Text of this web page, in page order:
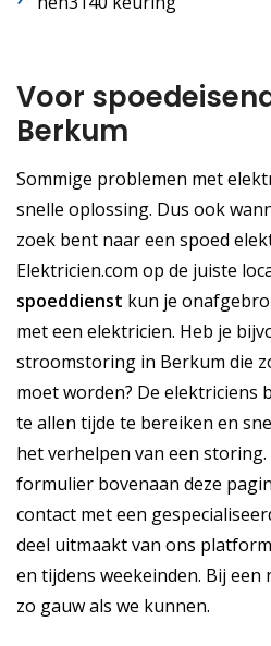
Voor
Berkum
Sommige problemen met
snelle oplossing. Dus ook
zoek bent naar een spoed
Elektricien.com op de juiste
spoeddienst kun je
met een elektricien. Heb je
stroomstoring in Berkum die
moet worden? De elektriciens
te allen tijde te bereiken en
het verhelpen van een
formulier bovenaan deze
contact met een
deel uitmaakt van ons
en tijdens weekeinden. Bij
zo gauw als we kunnen.